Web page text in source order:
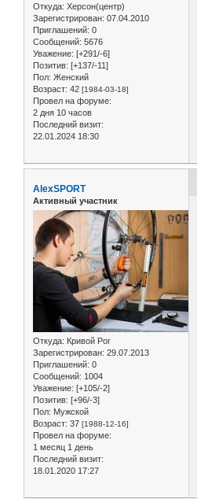
Откуда: Херсон(центр)
Зарегистрирован: 07.04.2010
Приглашений: 0
Сообщений: 5676
Уважение: [+291/-6]
Позитив: [+137/-11]
Пол: Женский
Возраст: 42 [1984-03-18]
Провел на форуме:
2 дня 10 часов
Последний визит:
22.01.2024 18:30
AlexSPORT
Активный участник
Откуда: Кривой Рог
Зарегистрирован: 29.07.2013
Приглашений: 0
Сообщений: 1004
Уважение: [+105/-2]
Позитив: [+96/-3]
Пол: Мужской
Возраст: 37 [1988-12-16]
Провел на форуме:
1 месяц 1 день
Последний визит:
18.01.2020 17:27